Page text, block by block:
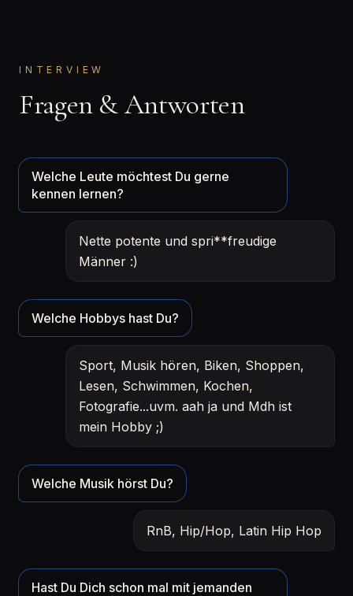
INTERVIEW
Fragen & Antworten
Welche Leute möchtest Du gerne
kennen lernen?
Nette potente und spri**freudige
Männer :)
Welche Hobbys hast Du?
Sport, Musik hören, Biken, Shoppen,
Lesen, Schwimmen, Kochen,
Fotografie...uvm. aah ja und Mdh ist
mein Hobby ;)
Welche Musik hörst Du?
RnB, Hip/Hop, Latin Hip Hop
Hast Du Dich schon mal mit jemanden